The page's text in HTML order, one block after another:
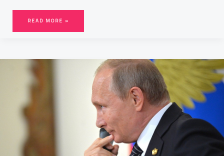
READ MORE »
SUPRÉMATIE
NUCLÉAIRE,
SPRINT